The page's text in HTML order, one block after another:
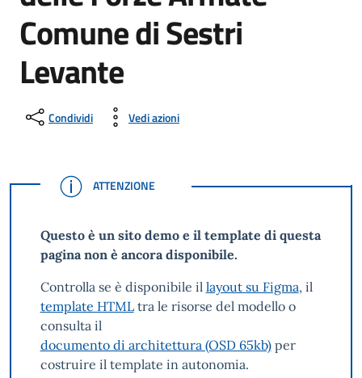
Comune di Sestri
Levante
Condividi Vedi azioni
ATTENZIONE
ATTENZIONE
Questo è un sito demo e il template di questa
pagina non è ancora disponibile.
Controlla se è disponibile il layout su Figma, il
template HTMLtra le risorse del modello o
consulta il
documento di architettura (OSD 65kb)per
costruire il template in autonomia.